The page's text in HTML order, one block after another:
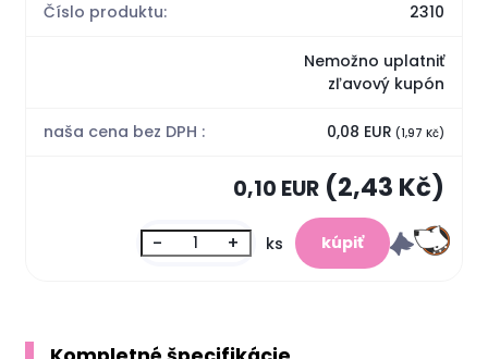
Číslo produktu: 2310
Nemožno uplatniť
zľavový kupón
naša cena bez DPH : 0,08 EUR (1,97 Kč)
0,10 EUR(2,43 Kč)
- + ks